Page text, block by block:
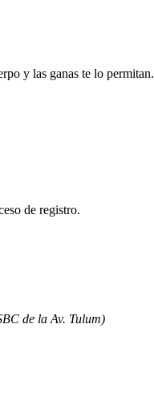
y las ganas te lo permitan.
de registro.
de la Av. Tulum)